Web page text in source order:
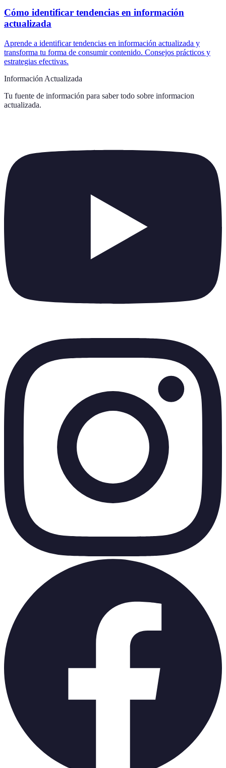
Cómo identificar tendencias en información
actualizada
Aprende a identificar tendencias en información actualizada y
transforma tu forma de consumir contenido. Consejos prácticos y
estrategias efectivas.
Información Actualizada
Tu fuente de información para saber todo sobre informacion
actualizada.